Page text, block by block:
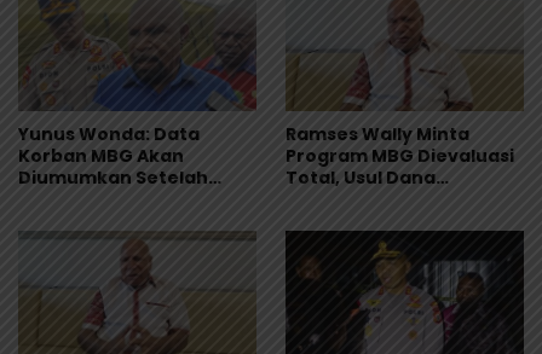
Yunus Wonda: Data
Korban MBG Akan
Diumumkan Setelah
Ramses Wally Minta
Program MBG Dievaluasi
Total, Usul Dana